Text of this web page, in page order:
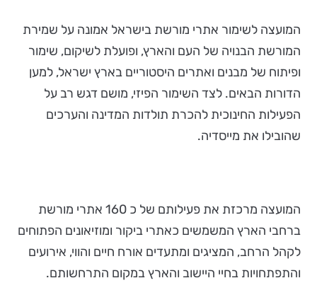
המועצה לשימור אתרי מורשת בישראל אמונה על שמירת
המורשת הבנויה של העם והארץ, ופועלת לשיקום, שימור
ופיתוח של מבנים ואתרים היסטוריים בארץ ישראל, למען
הדורות הבאים. לצד השימור הפיזי, מושם דגש רב על
הפעילות החינוכית להכרת תולדות המדינה והערכים
שהובילו את מייסדיה.
המועצה מרכזת את פעילותם של כ 160 אתרי מורשת
ברחבי הארץ המשמשים כאתרי ביקור ומוזיאונים הפתוחים
לקהל הרחב, המציגים ומתעדים אורח חיים והווי, אירועים
והתפתחויות בחיי היישוב והארץ במקום התרחשותם.